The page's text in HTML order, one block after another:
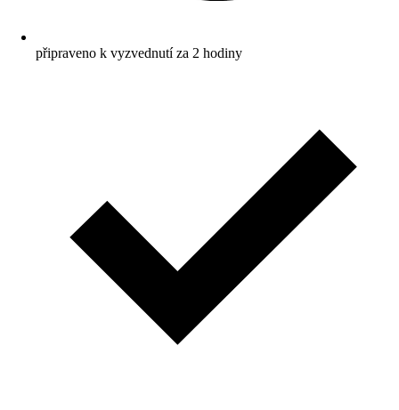
připraveno k vyzvednutí za 2 hodiny